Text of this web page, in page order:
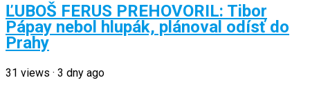
ĽUBOŠ FERUS PREHOVORIL: Tibor
Pápay nebol hlupák, plánoval odísť do
Prahy
31 views · 3 dny ago